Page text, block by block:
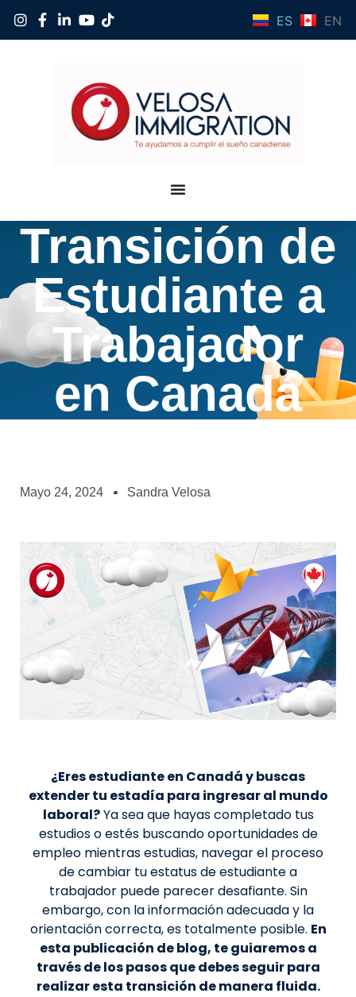
ES EN
Transición de
Estudiante a
Trabajador
en Canadá
Mayo 24, 2024 Sandra Velosa
¿Eres estudiante en Canadá y buscas
extender tu estadía para ingresar al mundo
laboral?Ya sea que hayas completado tus
estudios o estés buscando oportunidades de
empleo mientras estudias, navegar el proceso
de cambiar tu estatus de estudiante a
trabajador puede parecer desafiante. Sin
embargo, con la información adecuada y la
orientación correcta, es totalmente posible. En
esta publicación de blog, te guiaremos a
través de los pasos que debes seguir para
realizar esta transición de manera fluida.